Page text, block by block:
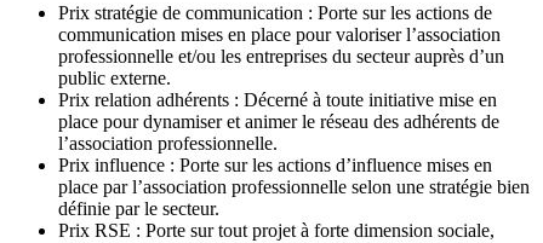
Prix stratégie de communication : Porte sur les actions de
communication mises en place pour valoriser l’association
professionnelle et/ou les entreprises du secteur auprès d’un
public externe.
Prix relation adhérents : Décerné à toute initiative mise en
place pour dynamiser et animer le réseau des adhérents de
l’association professionnelle.
Prix influence : Porte sur les actions d’influence mises en
place par l’association professionnelle selon une stratégie bien
définie par le secteur.
Prix RSE : Porte sur tout projet à forte dimension sociale,